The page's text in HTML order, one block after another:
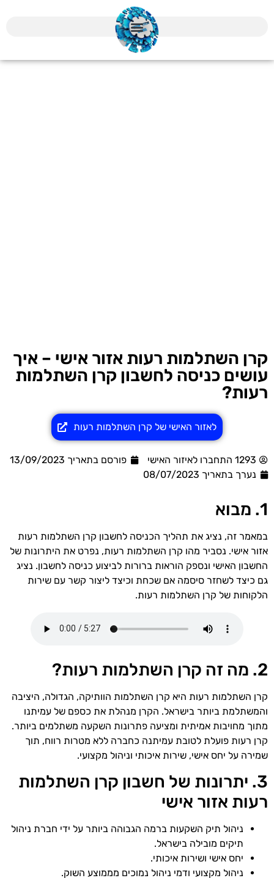
קרן השתלמות רעות אזור אישי – איך
עושים כניסה לחשבון קרן השתלמות
רעות?
לאזור האישי של קרן השתלמות רעות
1293 התחברו לאיזור האישי
פורסם בתאריך 13/09/2023
נערך בתאריך 08/07/2023
1. מבוא
במאמר זה, נציג את תהליך הכניסה לחשבון קרן השתלמות רעות
אזור אישי. נסביר מהו קרן השתלמות רעות, נפרט את היתרונות של
החשבון האישי ונספק הוראות ברורות לביצוע כניסה לחשבון. נציג
גם כיצד לשחזר סיסמה אם שכחת וכיצד ליצור קשר עם שירות
הלקוחות של קרן השתלמות רעות.
2. מה זה קרן השתלמות רעות?
קרן השתלמות רעות היא קרן השתלמות הוותיקה, הגדולה, היציבה
והמשתלמת ביותר בישראל. הקרן מנהלת את כספם של עמיתנו
מתוך מחויבות אמיתית ומציעה פתרונות השקעה משתלמים ביותר.
קרן רעות פועלת לטובת עמיתנה כחברה ללא מטרות רווח, תוך
שמירה על יחס אישי, שירות איכותי וניהול מקצועי.
3. יתרונות של חשבון קרן השתלמות
רעות אזור אישי
ניהול תיק השקעות ברמה הגבוהה ביותר על ידי חברת ניהול
תיקים מובילה בישראל.
יחס אישי ושירות איכותי.
ניהול מקצועי ודמי ניהול נמוכים מממוצע השוק.